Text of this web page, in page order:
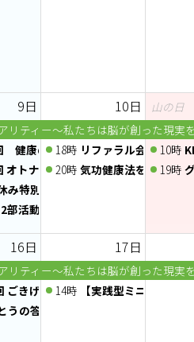
9日
リティー～私たちは脳が創った現実
健康のミライEXPO
オトナフェスタ
み特別企画】川遊び＆BBQ＆夜の昆
活動「クラシックゲーム部 ～ 通
10日
18時 リファラル会議〜人
20時 気功健康法を知って
10時
19時
山の日
16日
リティー～私たちは脳が創った現実
ごきげんマルシェ
うの答えが動き出す、潜在意識の
17日
14時 【実践型ミニセミナ